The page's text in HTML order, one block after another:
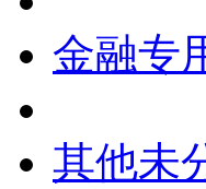
金融专
其他未